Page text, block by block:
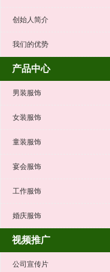
创始人简介
我们的优势
产品中心
男装服饰
女装服饰
童装服饰
宴会服饰
工作服饰
婚庆服饰
视频推广
公司宣传片